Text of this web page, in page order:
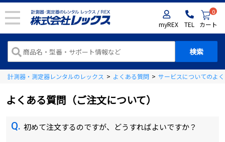
myREX TEL
0
カート
計測器・測定器レンタルのレックス > よくある質問 > サービスについてのよ
よくある質問（ご注文について）
Q. 初めて注文するのですが、どうすればよいですか？